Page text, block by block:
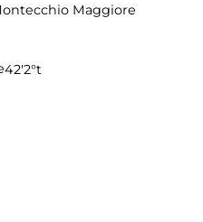
Maggiore
42'2°t